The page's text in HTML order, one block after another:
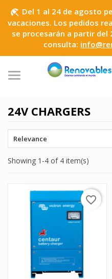
beach_access Del 1 al 24 de agosto
vacaciones. Los pedidos
se procesarán a partir del
consulta:
24V CHARGERS
Relevance
Showing 1-4 of 4 item(s)
favorite_border